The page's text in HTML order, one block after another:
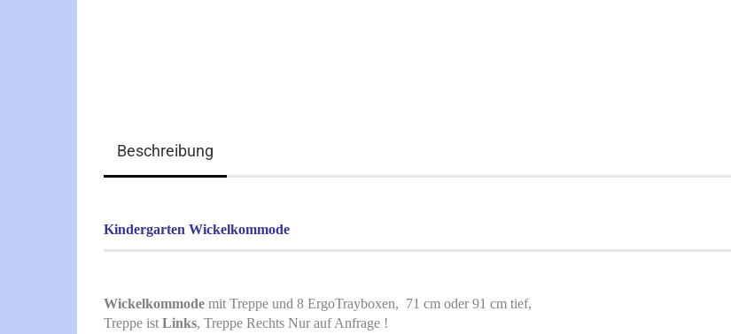
Beschreibung
Kindergarten Wickelkommode
Wickelkommode mit Treppe und 8 ErgoTrayboxen, 71 cm oder 91 cm tief,
Treppe ist Links, Treppe Rechts Nur auf Anfrage !